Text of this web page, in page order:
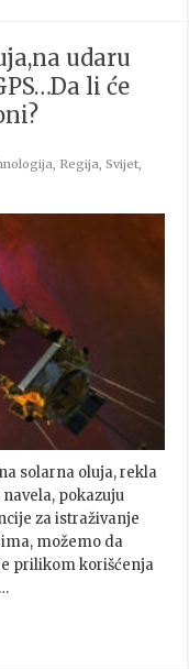
udaru
li će
, Regija,Svijet,
solarna oluja, rekla
pokazuju
za istraživanje
možemo da
prilikom korišćenja